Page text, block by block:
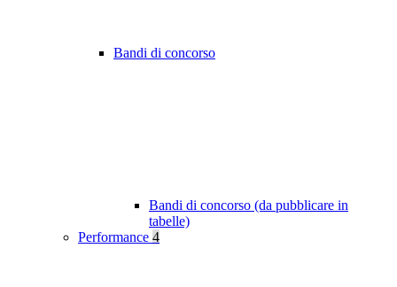
Bandi di concorso
Bandi di concorso (da pubblicare in
tabelle)
Performance 4